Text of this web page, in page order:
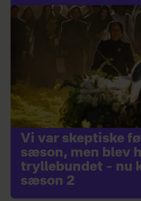
Vi var skeptiske
sæson, men blev
tryllebundet – nu
sæson 2